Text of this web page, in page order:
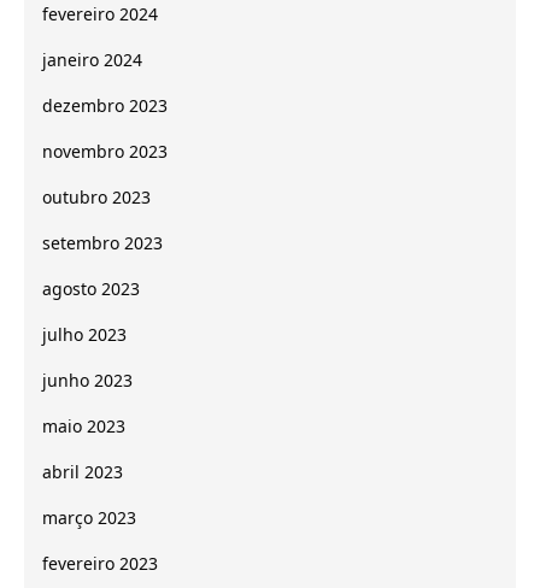
fevereiro 2024
janeiro 2024
dezembro 2023
novembro 2023
outubro 2023
setembro 2023
agosto 2023
julho 2023
junho 2023
maio 2023
abril 2023
março 2023
fevereiro 2023